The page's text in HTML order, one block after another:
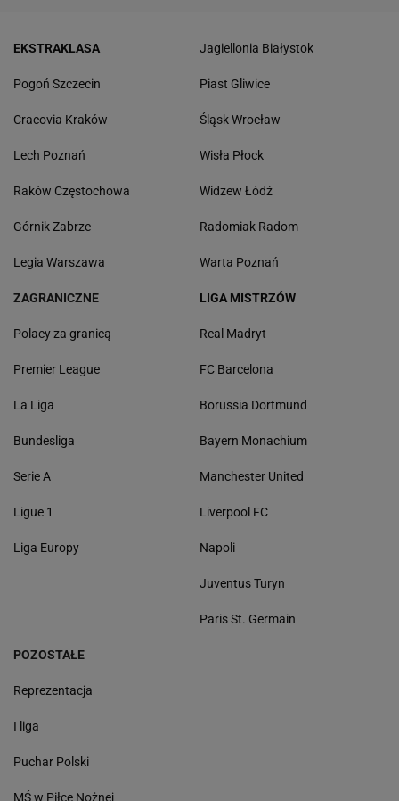
EKSTRAKLASA
Pogoń Szczecin
Cracovia Kraków
Lech Poznań
Raków Częstochowa
Górnik Zabrze
Legia Warszawa
Jagiellonia Białystok
Piast Gliwice
Śląsk Wrocław
Wisła Płock
Widzew Łódź
Radomiak Radom
Warta Poznań
ZAGRANICZNE
Polacy za granicą
Premier League
La Liga
Bundesliga
Serie A
Ligue 1
Liga Europy
LIGA MISTRZÓW
Real Madryt
FC Barcelona
Borussia Dortmund
Bayern Monachium
Manchester United
Liverpool FC
Napoli
Juventus Turyn
Paris St. Germain
POZOSTAŁE
Reprezentacja
I liga
Puchar Polski
MŚ w Piłce Nożnej